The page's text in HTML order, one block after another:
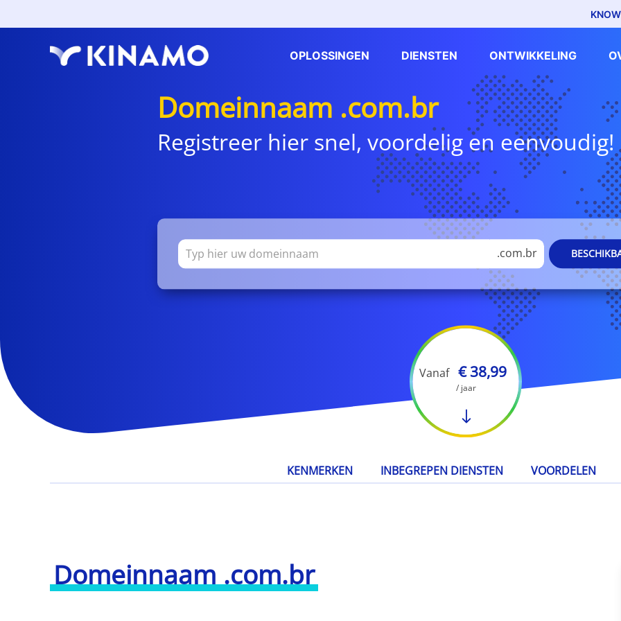
OPLOSSINGEN DIENSTEN ONTWIKKELING
Domeinnaam .com.br
Registreer hier snel, voordelig en eenvoudig!
.com.br
Vanaf € 38,99
/ jaar
KENMERKEN INBEGREPEN DIENSTEN VOORDELEN
Domeinnaam .com.br